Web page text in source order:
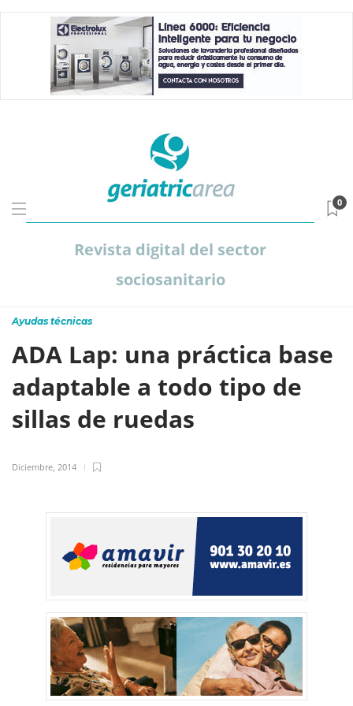
Revista digital del sector
sociosanitario
0
Ayudas técnicas
ADA Lap: una práctica base
adaptable a todo tipo de
sillas de ruedas
Diciembre, 2014